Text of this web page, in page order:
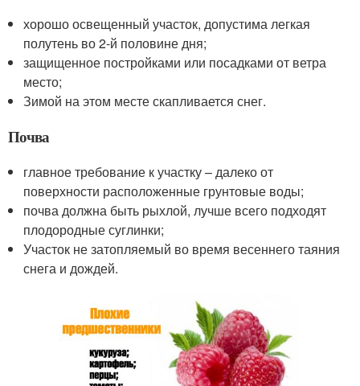
хорошо освещенный участок, допустима легкая
полутень во 2-й половине дня;
защищенное постройками или посадками от ветра
место;
Зимой на этом месте скапливается снег.
Почва
главное требование к участку – далеко от
поверхности расположенные грунтовые воды;
почва должна быть рыхлой, лучше всего подходят
плодородные суглинки;
Участок не затопляемый во время весеннего таяния
снега и дождей.